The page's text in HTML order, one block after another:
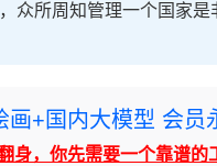
众所周知管理一个国家
+国内大模型 会员
身，你先需要一个靠谱的